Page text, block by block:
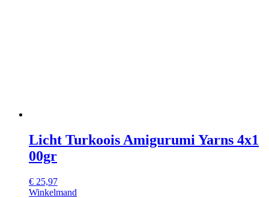
Licht Turkoois Amigurumi Yarns 4x1
00gr
€ 25,97
Winkelmand